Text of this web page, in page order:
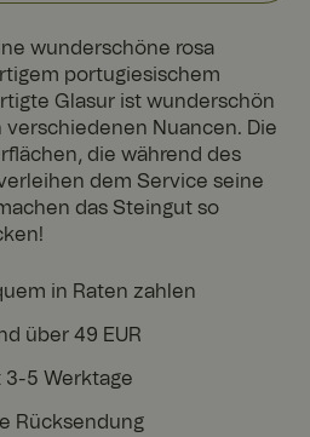
wunderschöne rosa
portugiesischem
Glasur ist wunderschön
Nuancen. Die
die während des
dem Service seine
das Steingut so
in Raten zahlen
über 49 EUR
5 Werktage
Rücksendung